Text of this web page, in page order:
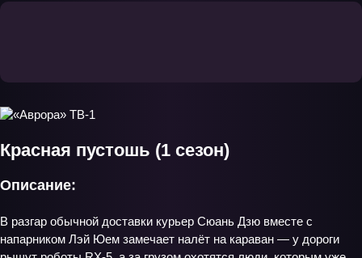
Красная пустошь (1 сезон)
Описание:
В разгар обычной доставки курьер Сюань Дзю вместе с
напарником Лэй Юем замечает налёт на караван — у дороги